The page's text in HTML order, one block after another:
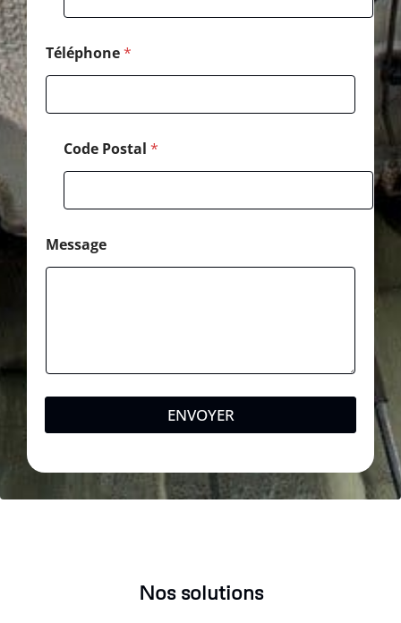
Téléphone*
Code Postal *
Message
ENVOYER
Nos solutions